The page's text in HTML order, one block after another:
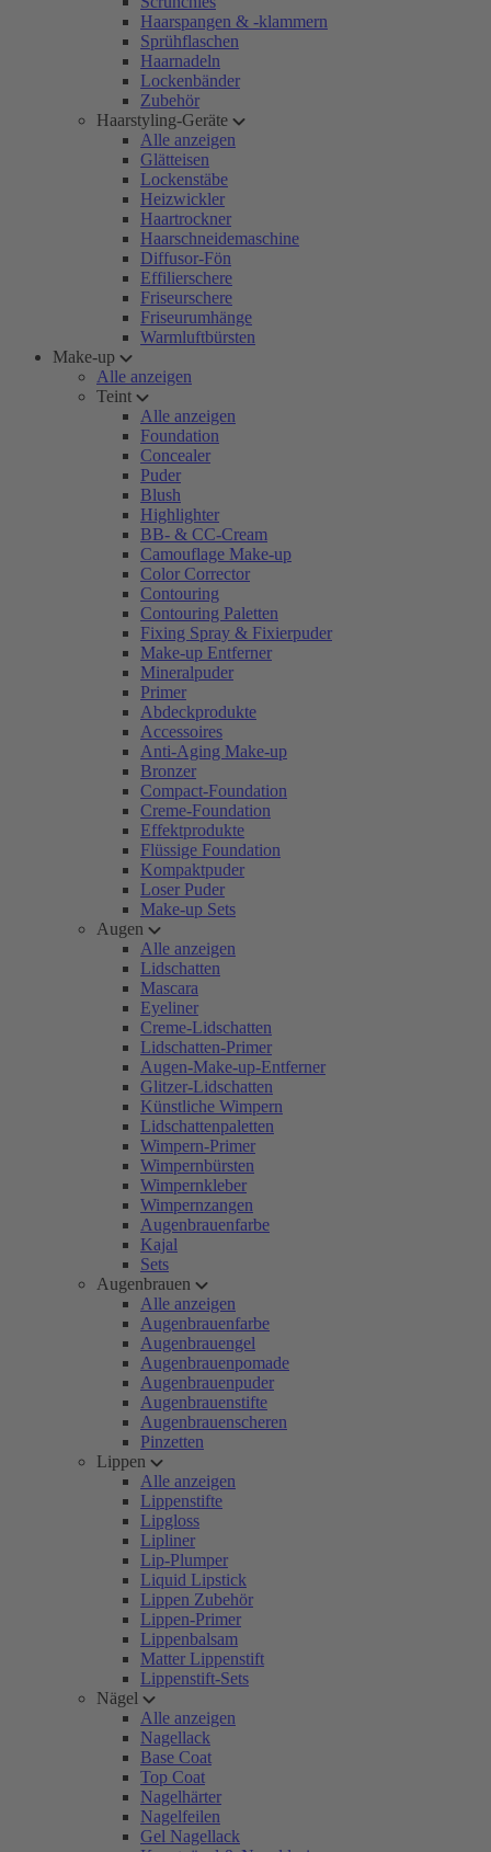
Haarspangen & -klammern
Sprühflaschen
Haarnadeln
Lockenbänder
Zubehör
Haarstyling-Geräte
Alle anzeigen
Glätteisen
Lockenstäbe
Heizwickler
Haartrockner
Haarschneidemaschine
Diffusor-Fön
Effilierschere
Friseurschere
Friseurumhänge
Warmluftbürsten
Make-up
Alle anzeigen
Teint
Alle anzeigen
Foundation
Concealer
Puder
Blush
Highlighter
BB- & CC-Cream
Camouflage Make-up
Color Corrector
Contouring
Contouring Paletten
Fixing Spray & Fixierpuder
Make-up Entferner
Mineralpuder
Primer
Abdeckprodukte
Accessoires
Anti-Aging Make-up
Bronzer
Compact-Foundation
Creme-Foundation
Effektprodukte
Flüssige Foundation
Kompaktpuder
Loser Puder
Make-up Sets
Augen
Alle anzeigen
Lidschatten
Mascara
Eyeliner
Creme-Lidschatten
Lidschatten-Primer
Augen-Make-up-Entferner
Glitzer-Lidschatten
Künstliche Wimpern
Lidschattenpaletten
Wimpern-Primer
Wimpernbürsten
Wimpernkleber
Wimpernzangen
Augenbrauenfarbe
Kajal
Sets
Augenbrauen
Alle anzeigen
Augenbrauenfarbe
Augenbrauengel
Augenbrauenpomade
Augenbrauenpuder
Augenbrauenstifte
Augenbrauenscheren
Pinzetten
Lippen
Alle anzeigen
Lippenstifte
Lipgloss
Lipliner
Lip-Plumper
Liquid Lipstick
Lippen Zubehör
Lippen-Primer
Lippenbalsam
Matter Lippenstift
Lippenstift-Sets
Nägel
Alle anzeigen
Nagellack
Base Coat
Top Coat
Nagelhärter
Nagelfeilen
Gel Nagellack